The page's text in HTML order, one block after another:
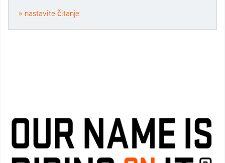
» nastavite čitanje